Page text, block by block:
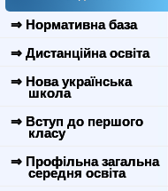
⇒ Нормативна база
⇒ Дистанційна освіта
⇒ Нова українська
школа
⇒ Вступ до першого
класу
⇒ Профільна загальна
середня освіта